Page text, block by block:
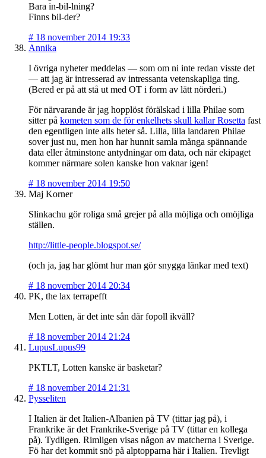
Bara in-bil-lning?
Finns bil-der?
# 18 november 2014 19:33
Annika
I övriga nyheter meddelas — som om ni inte redan visste det
— att jag är intresserad av intressanta vetenskapliga ting.
(Bered er på att stå ut med OT i form av lätt nörderi.)
För närvarande är jag hopplöst förälskad i lilla Philae som
sitter på kometen som de för enkelhets skull kallar Rosetta fast
den egentligen inte alls heter så. Lilla, lilla landaren Philae
sover just nu, men hon har hunnit samla många spännande
data eller åtminstone antydningar om data, och när ekipaget
kommer närmare solen kanske hon vaknar igen!
# 18 november 2014 19:50
Maj Korner
Slinkachu gör roliga små grejer på alla möjliga och omöjliga
ställen.
http://little-people.blogspot.se/
(och ja, jag har glömt hur man gör snygga länkar med text)
# 18 november 2014 20:34
PK, the lax terrapefft
Men Lotten, är det inte sån där fopoll ikväll?
# 18 november 2014 21:24
LupusLupus99
PKTLT, Lotten kanske är basketar?
# 18 november 2014 21:31
Pysseliten
I Italien är det Italien-Albanien på TV (tittar jag på), i
Frankrike är det Frankrike-Sverige på TV (tittar en kollega
på). Tydligen. Rimligen visas någon av matcherna i Sverige.
Fö har det kommit snö på alptopparna här i Italien. Trevligt